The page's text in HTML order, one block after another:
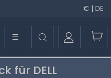
€ | DE
☰
für DELL